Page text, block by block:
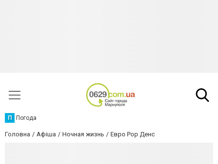
П Погода
Головна Афіша Ночная жизнь Евро Pop Денс